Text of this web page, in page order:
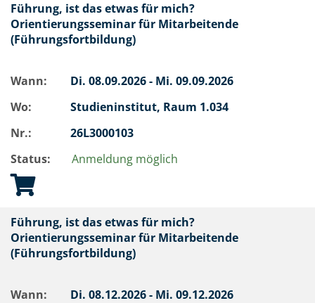
Führung, ist das etwas für mich?
Orientierungsseminar für Mitarbeitende
(Führungsfortbildung)
Wann: Di. 08.09.2026 - Mi. 09.09.2026
Wo:
Studieninstitut, Raum 1.034
Nr.:
26L3000103
Status:
Anmeldung möglich
Führung, ist das etwas für mich?
Orientierungsseminar für Mitarbeitende
(Führungsfortbildung)
Wann: Di. 08.12.2026 - Mi. 09.12.2026